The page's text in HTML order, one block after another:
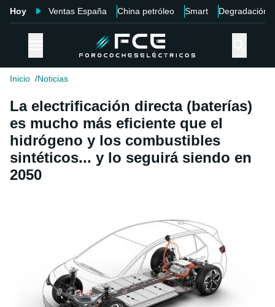
Hoy Ventas España China petróleo Smart Degradación
Inicio Noticias
La electrificación directa (baterías)
es mucho más eficiente que el
hidrógeno y los combustibles
sintéticos... y lo seguirá siendo en
2050